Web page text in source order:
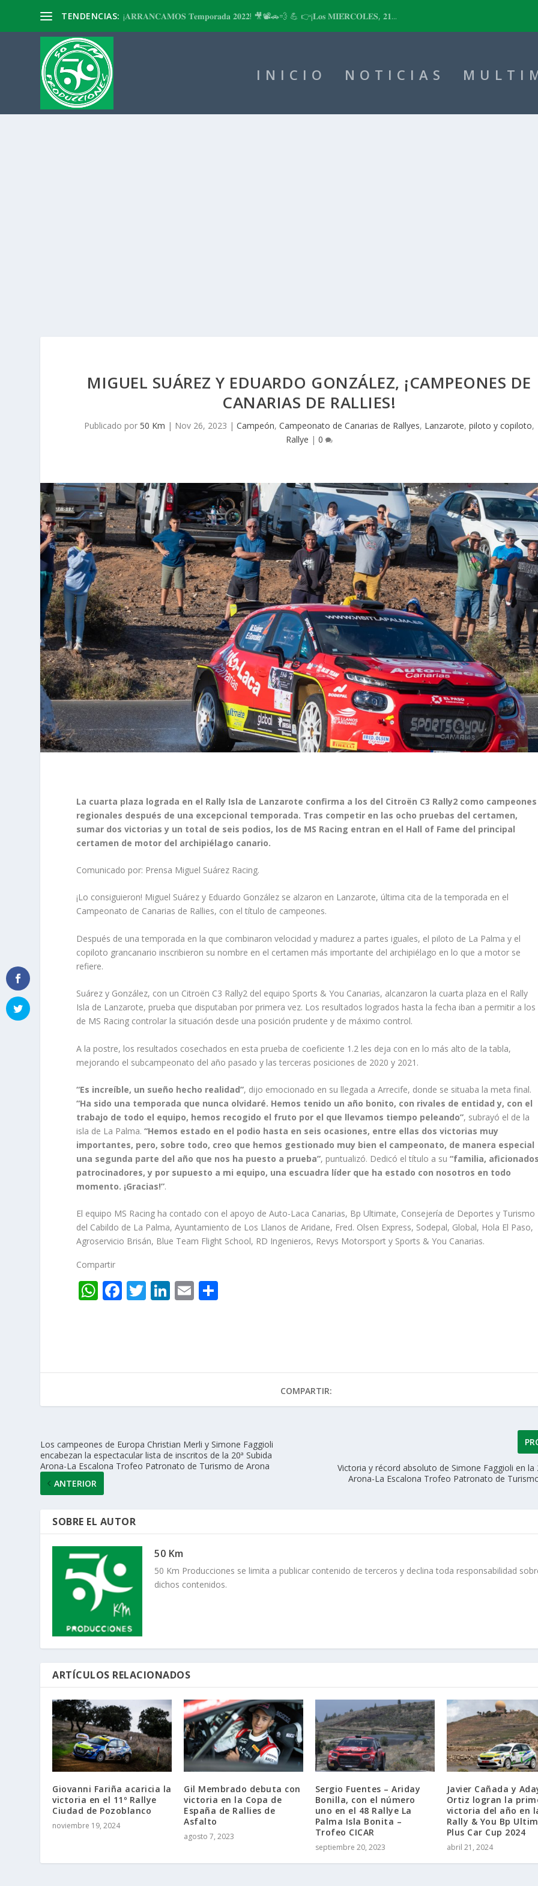
TENDENCIAS: ¡𝐀𝐑𝐑𝐀𝐍𝐂𝐀𝐌𝐎𝐒 𝐓𝐞𝐦𝐩𝐨𝐫𝐚𝐝𝐚 𝟐𝟎𝟐𝟐! 🎥📽🚗💨 💪 👉¡𝐋𝐨𝐬 𝐌𝐈𝐄́𝐑𝐂𝐎𝐋𝐄𝐒, 𝟐𝟏...
INICIO NOTICIAS
MIGUEL SUÁREZ Y EDUARDO GONZÁLEZ, ¡CAMPEONES DE
CANARIAS DE RALLIES!
Publicado por 50 Km | Nov 26, 2023 | Campeón, Campeonato de Canarias de Rallyes, Lanzarote, piloto y copiloto,
Rallye | 0
La cuarta plaza lograda en el Rally Isla de Lanzarote confirma a los del Citroën C3 Rally2 como campeones
regionales después de una excepcional temporada. Tras competir en las ocho pruebas del certamen,
sumar dos victorias y un total de seis podios, los de MS Racing entran en el Hall of Fame del principal
certamen de motor del archipiélago canario.
Comunicado por: Prensa Miguel Suárez Racing.
¡Lo consiguieron! Miguel Suárez y Eduardo González se alzaron en Lanzarote, última cita de la temporada en el
Campeonato de Canarias de Rallies, con el título de campeones.
Después de una temporada en la que combinaron velocidad y madurez a partes iguales, el piloto de La Palma y el
copiloto grancanario inscribieron su nombre en el certamen más importante del archipiélago en lo que a motor se
refiere.
Suárez y González, con un Citroën C3 Rally2 del equipo Sports & You Canarias, alcanzaron la cuarta plaza en el Rally
Isla de Lanzarote, prueba que disputaban por primera vez. Los resultados logrados hasta la fecha iban a permitir a los
de MS Racing controlar la situación desde una posición prudente y de máximo control.
A la postre, los resultados cosechados en esta prueba de coeficiente 1.2 les deja con en lo más alto de la tabla,
mejorando el subcampeonato del año pasado y las terceras posiciones de 2020 y 2021.
“Es increíble, un sueño hecho realidad”, dijo emocionado en su llegada a Arrecife, donde se situaba la meta final.
“Ha sido una temporada que nunca olvidaré. Hemos tenido un año bonito, con rivales de entidad y, con el
trabajo de todo el equipo, hemos recogido el fruto por el que llevamos tiempo peleando”, subrayó el de la
isla de La Palma.“Hemos estado en el podio hasta en seis ocasiones, entre ellas dos victorias muy
importantes, pero, sobre todo, creo que hemos gestionado muy bien el campeonato, de manera especial
una segunda parte del año que nos ha puesto a prueba”, puntualizó. Dedicó el título a su“familia,
patrocinadores, y por supuesto a mi equipo, una escuadra líder que ha estado con nosotros en todo
momento. ¡Gracias!”.
El equipo MS Racing ha contado con el apoyo de Auto-Laca Canarias, Bp Ultimate, Consejería de Deportes y Turismo
del Cabildo de La Palma, Ayuntamiento de Los Llanos de Aridane, Fred. Olsen Express, Sodepal, Global, Hola El Paso,
Agroservicio Brisán, Blue Team Flight School, RD Ingenieros, Revys Motorsport y Sports & You Canarias.
Compartir
W
A
p
F
o
k
T Li
dI
E
ar
r
COMPARTIR:
Los campeones de Europa Christian Merli y Simone Faggioli
encabezan la espectacular lista de inscritos de la 20ª Subida
Arona-La Escalona Trofeo Patronato de Turismo de Arona
ANTERIOR
Victoria y récord absoluto de Simone Faggioli en la
Arona-La Escalona Trofeo Patronato de
SOBRE EL AUTOR
50 Km
50 Km Producciones se limita a publicar contenido de terceros y declina toda responsabilidad
dichos contenidos.
ARTÍCULOS RELACIONADOS
Giovanni Fariña acaricia la
victoria en el 11º Rallye
Ciudad de Pozoblanco
noviembre 19, 2024
Gil Membrado debuta con
victoria en la Copa de
España de Rallies de
Asfalto
agosto 7, 2023
Sergio Fuentes – Ariday
Bonilla, con el número
uno en el 48 Rallye La
Palma Isla Bonita –
Trofeo CICAR
septiembre 20, 2023
Javier Cañada y
Ortiz logran la
victoria del año en
Rally & You Bp
Plus Car Cup 2024
abril 21, 2024